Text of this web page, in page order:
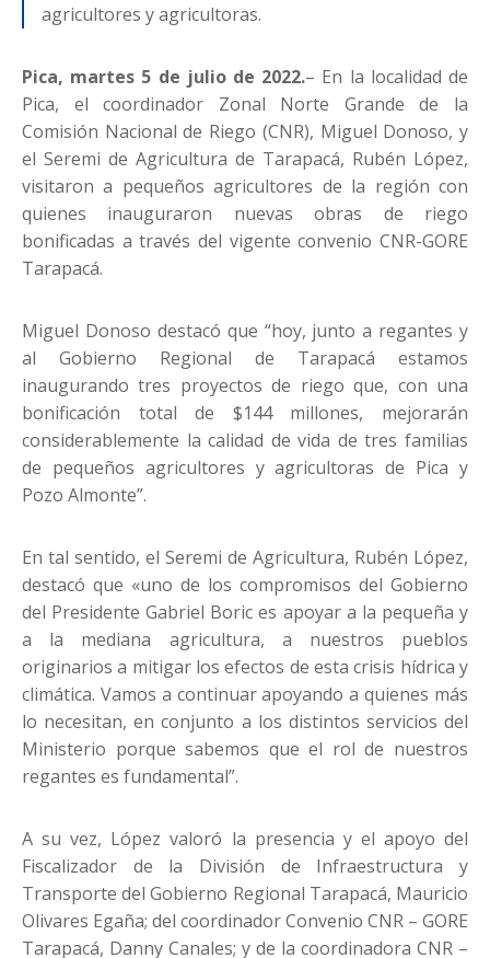
agricultores y agricultoras.
Pica, martes 5 de julio de 2022.– En la localidad de
Pica, el coordinador Zonal Norte Grande de la
Comisión Nacional de Riego (CNR), Miguel Donoso, y
el Seremi de Agricultura de Tarapacá, Rubén López,
visitaron a pequeños agricultores de la región con
quienes inauguraron nuevas obras de riego
bonificadas a través del vigente convenio CNR-GORE
Tarapacá.
Miguel Donoso destacó que “hoy, junto a regantes y
al Gobierno Regional de Tarapacá estamos
inaugurando tres proyectos de riego que, con una
bonificación total de $144 millones, mejorarán
considerablemente la calidad de vida de tres familias
de pequeños agricultores y agricultoras de Pica y
Pozo Almonte”.
En tal sentido, el Seremi de Agricultura, Rubén López,
destacó que «uno de los compromisos del Gobierno
del Presidente Gabriel Boric es apoyar a la pequeña y
a la mediana agricultura, a nuestros pueblos
originarios a mitigar los efectos de esta crisis hídrica y
climática. Vamos a continuar apoyando a quienes más
lo necesitan, en conjunto a los distintos servicios del
Ministerio porque sabemos que el rol de nuestros
regantes es fundamental”.
A su vez, López valoró la presencia y el apoyo del
Fiscalizador de la División de Infraestructura y
Transporte del Gobierno Regional Tarapacá, Mauricio
Olivares Egaña; del coordinador Convenio CNR – GORE
Tarapacá, Danny Canales; y de la coordinadora CNR –